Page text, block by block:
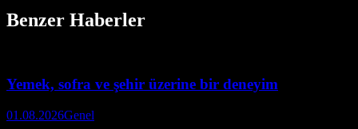
Benzer Haberler
Yemek, sofra ve şehir üzerine bir deneyim
01.08.2026Genel